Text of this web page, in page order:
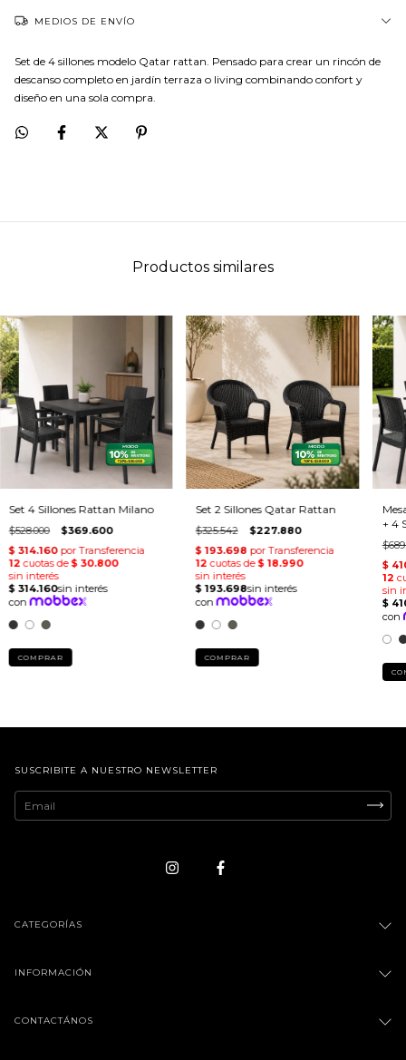
MEDIOS DE ENVÍO
Set de 4 sillones modelo Qatar rattan. Pensado para crear un rincón de
descanso completo en jardín terraza o living combinando confort y
diseño en una sola compra.
Productos similares
Set 4 Sillones Rattan Milano
$528.000 $369.600
COMPRAR
Set 2 Sillones Qatar Rattan
$325.542 $227.880
COMPRAR
+ 4
SUSCRIBITE A NUESTRO NEWSLETTER
CATEGORÍAS
INFORMACIÓN
CONTACTÁNOS